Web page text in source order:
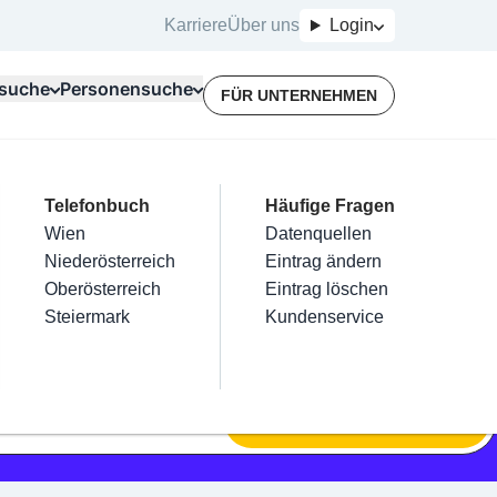
KarriereÜber uns Login
Kategorien
Friseur
Nägel
Haarentfernung
Make-Up
Für Unternehmer
Terminbuchung
Kostenlose Beratung
Top Branchen
Elektriker
Installateure
Maler & Lackierer
Branchen A-Z
Mein Firmeneintrag
Eintrag hinzufügen
Eintrag beanspruchen
Eintrag verwalten
Eintrag bewerben
Personensuche
Telefonbuch
Wien
Niederösterreich
Oberösterreich
Steiermark
Häufige Fragen
Datenquellen
Eintrag ändern
Eintrag löschen
Kundenservice
FÜR UNTERNEHMEN